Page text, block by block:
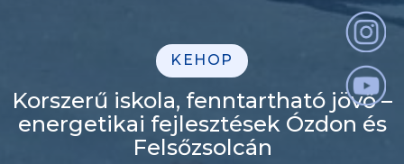
KEHOP
Korszerű iskola, fenntartható jövő –
energetikai fejlesztések Ózdon és
Felsőzsolcán